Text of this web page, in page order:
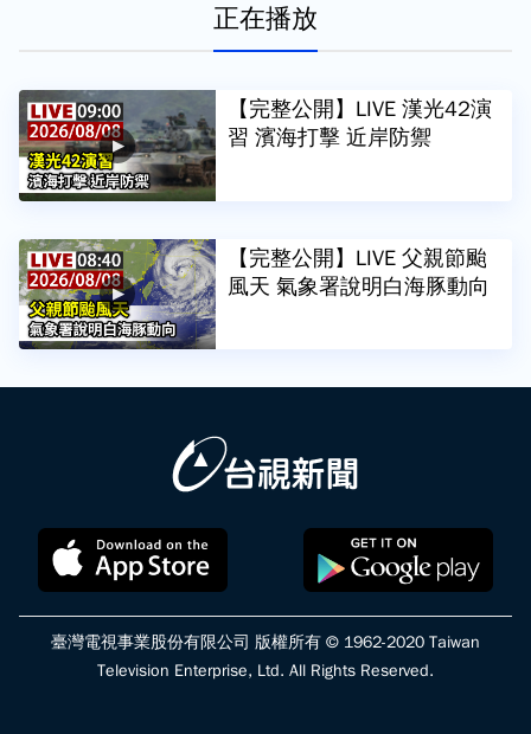
正在播放
【完整公開】LIVE 漢光42演
習 濱海打擊 近岸防禦
【完整公開】LIVE 父親節颱
風天 氣象署說明白海豚動向
臺灣電視事業股份有限公司 版權所有 © 1962-2020 Taiwan
Television Enterprise, Ltd. All Rights Reserved.